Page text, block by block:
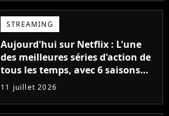
STREAMING
Aujourd'hui sur Netflix : L'une
des meilleures séries d'action de
tous les temps, avec 6 saisons
parfaites
11 juillet 2026